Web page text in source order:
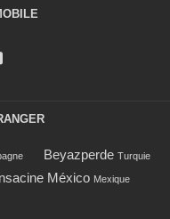
Beyazperde Turquie
México Mexique